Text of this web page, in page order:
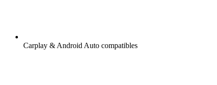
Carplay & Android Auto compatibles